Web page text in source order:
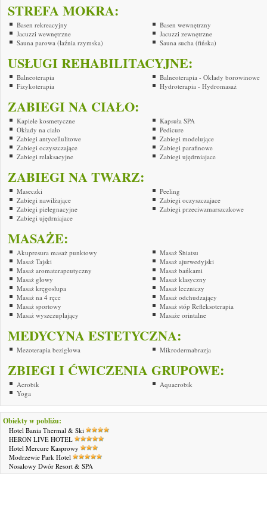
STREFA MOKRA:
Basen rekreacyjny
Basen wewnętrzny
Jacuzzi wewnętrzne
Jacuzzi zewnętrzne
Sauna parowa (łaźnia rzymska)
Sauna sucha (fińska)
USŁUGI REHABILITACYJNE:
Balneoterapia
Balneoterapia - Okłady borowinowe
Fizykoterapia
Hydroterapia - Hydromasaż
ZABIEGI NA CIAŁO:
Kapiele kosmetyczne
Kapsuła SPA
Okłady na ciało
Pedicure
Zabiegi antycellulitowe
Zabiegi modelujące
Zabiegi oczyszczające
Zabiegi parafinowe
Zabiegi relaksacyjne
Zabiegi ujędrniajace
ZABIEGI NA TWARZ:
Maseczki
Peeling
Zabiegi nawilżające
Zabiegi oczyszczajace
Zabiegi pielegnacyjne
Zabiegi przeciwzmarszczkowe
Zabiegi ujędrniajace
MASAŻE:
Akupresura masaż punktowy
Masaż Shiatsu
Masaż Tajski
Masaż ajurwedyjski
Masaż aromaterapeutyczny
Masaż bańkami
Masaż głowy
Masaż klasyczny
Masaż kręgosłupa
Masaż leczniczy
Masaż na 4 ręce
Masaż odchudzający
Masaż sportowy
Masaż stóp Refleksoterapia
Masaż wyszczuplający
Masaże orintalne
MEDYCYNA ESTETYCZNA:
Mezoterapia bezigłowa Mikrodermabrazja
ZBIEGI I ĆWICZENIA GRUPOWE:
Aerobik
Aquaerobik
Yoga
Obiekty w pobliżu:
Hotel Bania Thermal & Ski
HERON LIVE HOTEL
Hotel Mercure Kasprowy
Modrzewie Park Hotel
Nosalowy Dwór Resort & SPA